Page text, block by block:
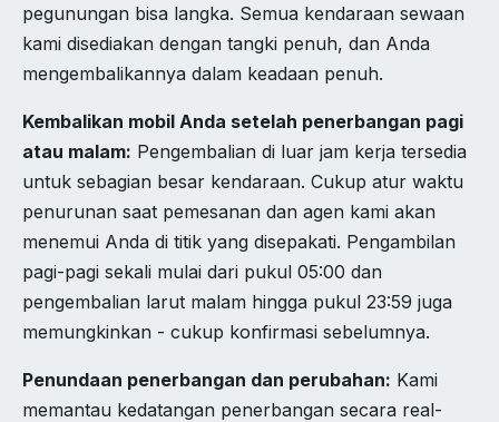
pegunungan bisa langka. Semua kendaraan sewaan
kami disediakan dengan tangki penuh, dan Anda
mengembalikannya dalam keadaan penuh.
Kembalikan mobil Anda setelah penerbangan pagi
atau malam: Pengembalian di luar jam kerja tersedia
untuk sebagian besar kendaraan. Cukup atur waktu
penurunan saat pemesanan dan agen kami akan
menemui Anda di titik yang disepakati. Pengambilan
pagi-pagi sekali mulai dari pukul 05:00 dan
pengembalian larut malam hingga pukul 23:59 juga
memungkinkan - cukup konfirmasi sebelumnya.
Penundaan penerbangan dan perubahan: Kami
memantau kedatangan penerbangan secara real-